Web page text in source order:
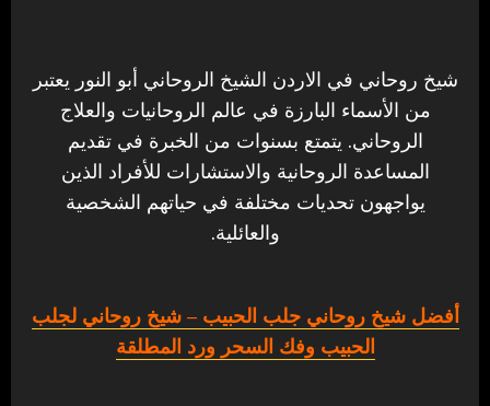
شيخ روحاني في الاردن الشيخ الروحاني أبو النور يعتبر
من الأسماء البارزة في عالم الروحانيات والعلاج
الروحاني. يتمتع بسنوات من الخبرة في تقديم
المساعدة الروحانية والاستشارات للأفراد الذين
يواجهون تحديات مختلفة في حياتهم الشخصية
والعائلية.
أفضل شيخ روحاني جلب الحبيب – شيخ روحاني لجلب
الحبيب وفك السحر ورد المطلقة